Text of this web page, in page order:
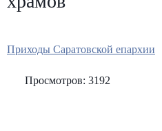
Приходы Саратовской епархии
Просмотров: 3192